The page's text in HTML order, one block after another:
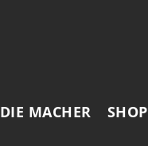
DIE MACHER SHOP